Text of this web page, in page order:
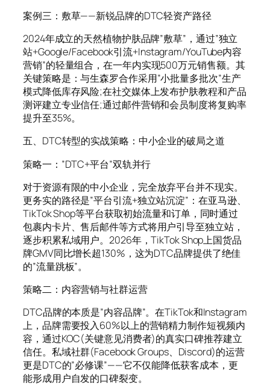
案例三：敷草——新锐品牌的DTC轻资产路径
2024年成立的天然植物护肤品牌”敷草”，通过”独立
站+Google/Facebook引流+Instagram/YouTube内容
营销”的轻量组合，在一年内实现500万元销售额。其
关键策略是：与生森罗合作采用”小批量多批次”生产
模式降低库存风险;在社交媒体上发布护肤教程和产品
测评建立专业信任;通过邮件营销和会员制度将复购率
提升至35%。
五、DTC转型的实战策略：中小企业的破局之道
策略一：”DTC+平台”双轨并行
对于资源有限的中小企业，完全放弃平台并不现实。
更务实的路径是”平台引流+独立站沉淀”：在亚马逊、
TikTok Shop等平台获取初始流量和订单，同时通过
包裹内卡片、售后邮件等方式将用户引导至独立站，
逐步积累私域用户。2026年，TikTok Shop上国货品
牌GMV同比增长超130%，这为DTC品牌提供了绝佳
的”流量跳板”。
策略二：内容营销与社群运营
DTC品牌的本质是”内容品牌”。在TikTok和Instagram
上，品牌需要投入60%以上的营销精力制作短视频内
容，通过KOC(关键意见消费者)的真实口碑推荐建立
信任。私域社群(Facebook Groups、Discord)的运营
更是DTC的”必修课”——它不仅能降低获客成本，更
能形成用户自发的口碑裂变。